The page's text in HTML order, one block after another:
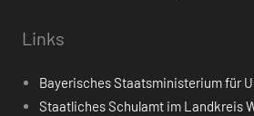
Links
Bayerisches Staatsministerium für
Staatliches Schulamt im Landkreis